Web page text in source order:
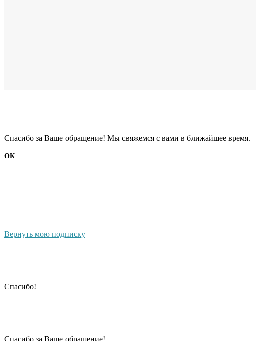
Cпасибо за Ваше обращение! Мы свяжемся с вами в ближайшее время.
ОК
Вернуть мою подписку
Cпасибо!
Cпасибо за Ваше обращение!